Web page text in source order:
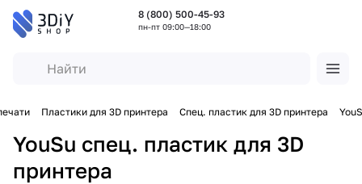
8 (800) 500-45-93
пн-пт 09:00—18:00
Пластики для 3D принтера Спец. пластик для 3D принтера
YouSu спец. пластик для 3D
принтера